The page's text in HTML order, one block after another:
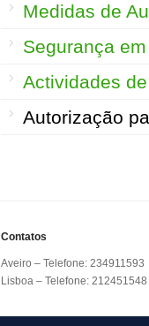
Medidas de
Segurança
Actividades
Autorização
Contatos
Aveiro – Telefone: 234911593
Lisboa – Telefone: 212451548